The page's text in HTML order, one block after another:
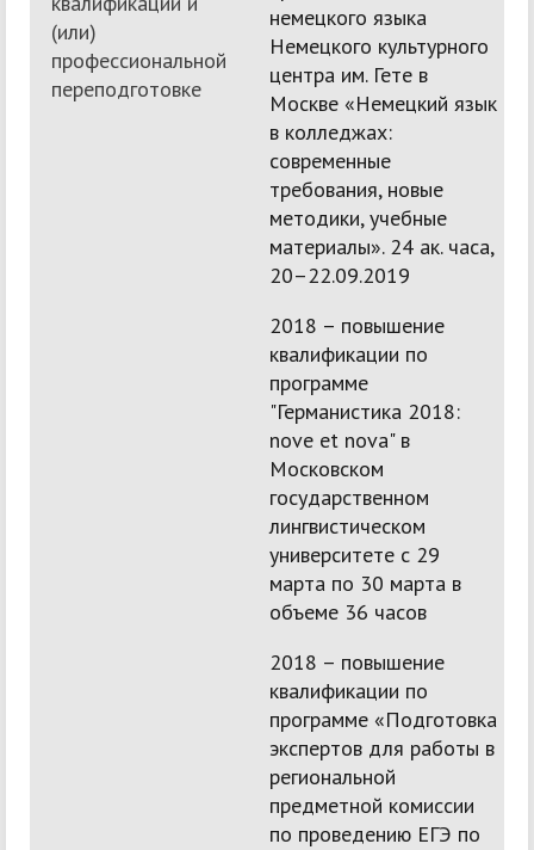
(или)
профессиональной
переподготовке
немецкого языка
Немецкого культурного
центра им. Гете в
Москве «Немецкий язык
в колледжах:
современные
требования, новые
методики, учебные
материалы». 24 ак. часа,
20–22.09.2019
2018 – повышение
квалификации по
программе
"Германистика 2018:
nove et nova" в
Московском
государственном
лингвистическом
университете с 29
марта по 30 марта в
объеме 36 часов
2018 – повышение
квалификации по
программе «Подготовка
экспертов для работы в
региональной
предметной комиссии
по проведению ЕГЭ по